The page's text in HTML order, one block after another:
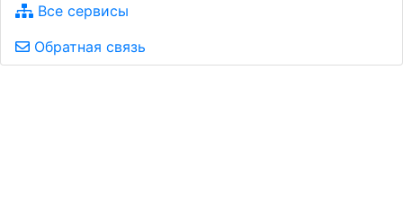
Все сервисы
Обратная связь